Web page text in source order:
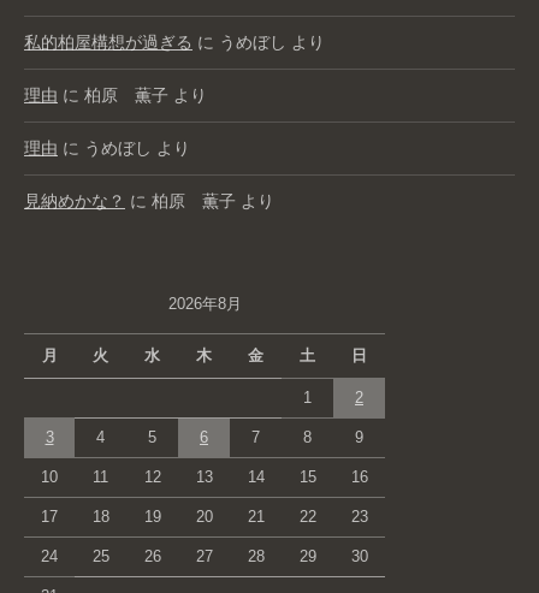
私的柏屋構想が過ぎる に うめぼし より
理由 に 柏原 薫子 より
理由 に うめぼし より
見納めかな？ に 柏原 薫子 より
2026年8月
月 火 水 木 金 土 日
1 2
3 4 5 6 7 8 9
10 11 12 13 14 15 16
17 18 19 20 21 22 23
24 25 26 27 28 29 30